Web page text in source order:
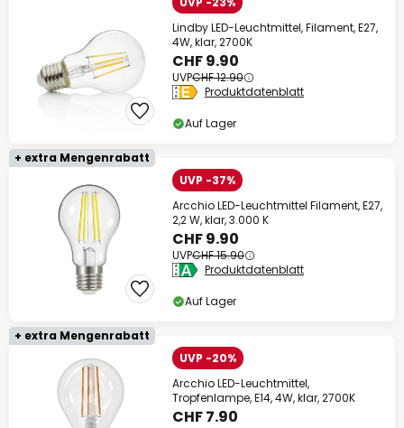
Lindby LED-Leuchtmittel, Filament, E27,
4W, klar, 2700K
CHF 9.90
UVPCHF 12.90
Produktdatenblatt
Auf Lager
+ extra Mengenrabatt
UVP -37%
Arcchio LED-Leuchtmittel Filament, E27,
2,2 W, klar, 3.000 K
CHF 9.90
UVPCHF 15.90
Produktdatenblatt
Auf Lager
+ extra Mengenrabatt
UVP -20%
Arcchio LED-Leuchtmittel,
Tropfenlampe, E14, 4W, klar, 2700K
CHF 7.90